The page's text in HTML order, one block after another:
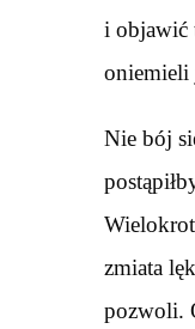
i objawić
oniemieli
Nie bój
zmiata
pozwoli.